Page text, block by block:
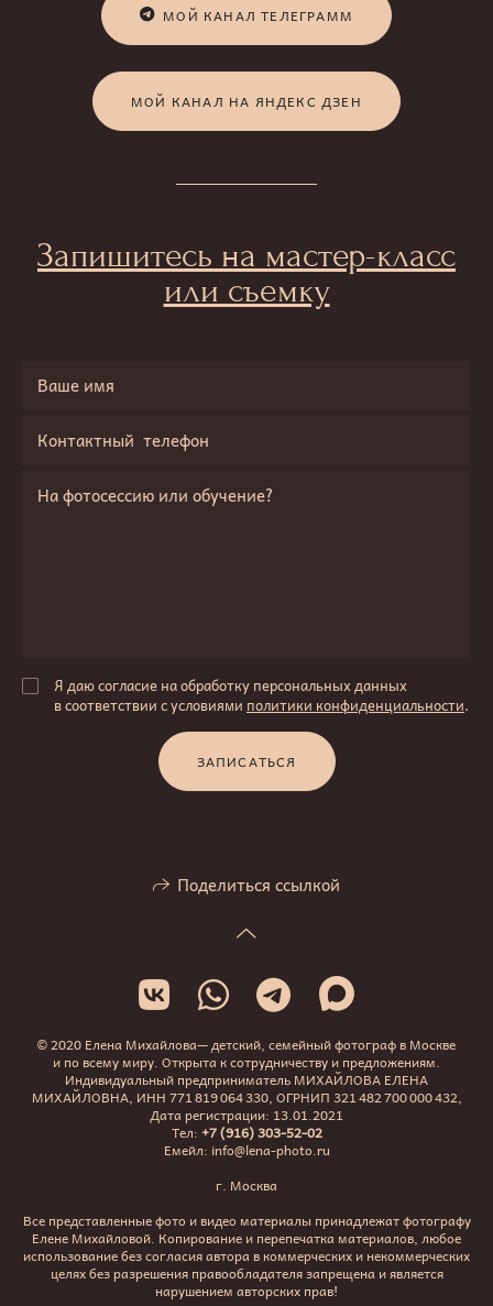
МОЙ КАНАЛ ТЕЛЕГРАММ
МОЙ КАНАЛ НА ЯНДЕКС ДЗЕН
Запишитесь на мастер-класс
или съемку
Я даю согласие на обработку персональных данных
в соответствии с условиями политики конфиденциальности.
ЗАПИСАТЬСЯ
Поделиться ссылкой
© 2020 Елена Михайлова— детский, семейный фотограф в Москве
и по всему миру. Открыта к сотрудничеству и предложениям.
Индивидуальный предприниматель МИХАЙЛОВА ЕЛЕНА
МИХАЙЛОВНА, ИНН 771 819 064 330, ОГРНИП 321 482 700 000 432,
Дата регистрации: 13.01.2021
Тел: +7 (916) 303-52-02
Емейл: info@lena-photo.ru
г. Москва
Все представленные фото и видео материалы принадлежат фотографу
Елене Михайловой. Копирование и перепечатка материалов, любое
использование без согласия автора в коммерческих и некоммерческих
целях без разрешения правообладателя запрещена и является
нарушением авторских прав!